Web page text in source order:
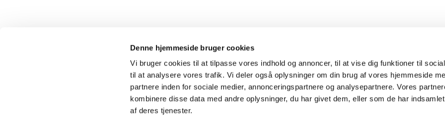
Denne hjemmeside bruger cookies
Vi bruger cookies til at tilpasse vores indhold og annoncer, til at vise dig funktioner til
til at analysere vores trafik. Vi deler også oplysninger om din brug af vores hjemmeside
partnere inden for sociale medier, annonceringspartnere og analysepartnere. Vores
kombinere disse data med andre oplysninger, du har givet dem, eller som de har
af deres tjenester.